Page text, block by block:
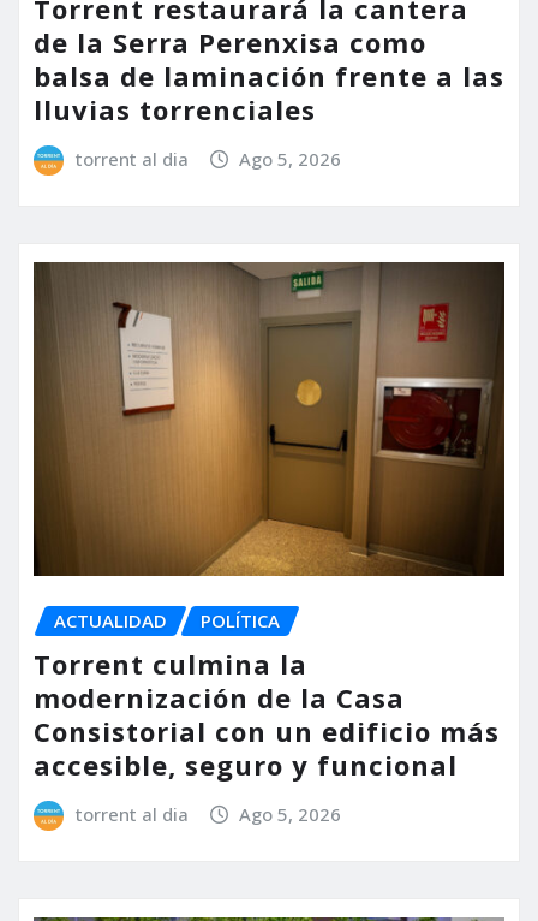
Torrent restaurará la cantera
de la Serra Perenxisa como
balsa de laminación frente a las
lluvias torrenciales
torrent al dia Ago 5, 2026
ACTUALIDAD POLÍTICA
Torrent culmina la
modernización de la Casa
Consistorial con un edificio más
accesible, seguro y funcional
torrent al dia Ago 5, 2026